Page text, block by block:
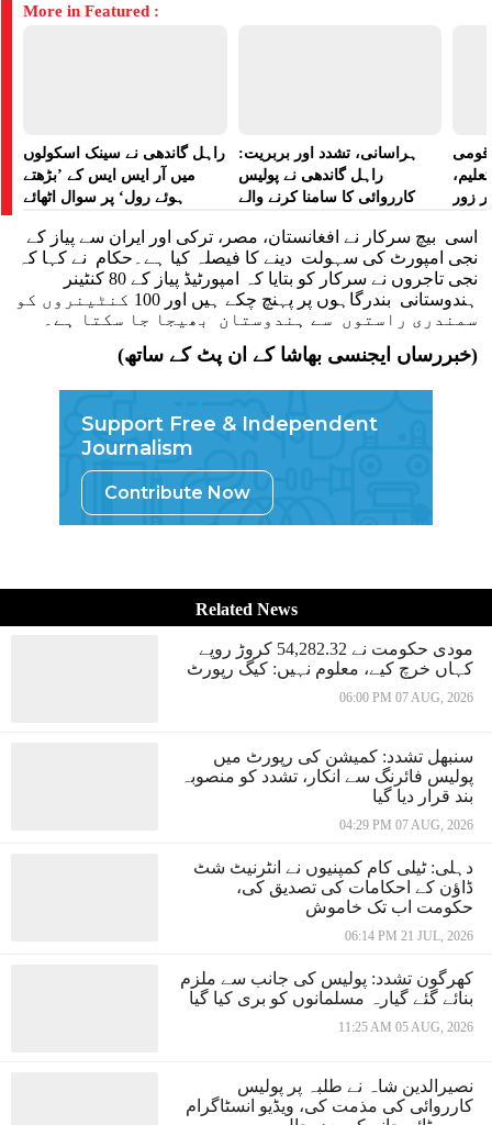
More in Featured :
راہل گاندھی نے سینک اسکولوں
میں آر ایس ایس کے ’بڑھتے
ہوئے رول‘ پر سوال اٹھائے
ہراسانی، تشدد اور بربریت:
راہل گاندھی نے پولیس
کارروائی کا سامنا کرنے والے
قومی
زور
اسی بیچ سرکار نے افغانستان، مصر، ترکی اور ایران سے پیاز کے
نجی امپورٹ کی سہولت دینے کا فیصلہ کیا ہے۔حکام نے کہا کہ
نجی تاجروں نے سرکار کو بتایا کہ امپورٹیڈ پیاز کے 80 کنٹینر
ہندوستانی بندرگاہوں پر پہنچ چکے ہیں اور 100 کنٹینروں کو
سمندری راستوں سے ہندوستان بھیجا جا سکتا ہے۔
(خبررساں ایجنسی بھاشا کے ان پٹ کے ساتھ)
Support Free & Independent
Journalism
Contribute Now
Related News
مودی حکومت نے 54,282.32 کروڑ روپے
کہاں خرچ کیے، معلوم نہیں: کیگ رپورٹ
06:00 PM 07 AUG, 2026
سنبھل تشدد: کمیشن کی رپورٹ میں
پولیس فائرنگ سے انکار، تشدد کو منصوبہ
بند قرار دیا گیا
04:29 PM 07 AUG, 2026
دہلی: ٹیلی کام کمپنیوں نے انٹرنیٹ شٹ
ڈاؤن کے احکامات کی تصدیق کی،
حکومت اب تک خاموش
06:14 PM 21 JUL, 2026
کھرگون تشدد: پولیس کی جانب سے ملزم
بنائے گئے گیارہ مسلمانوں کو بری کیا گیا
11:25 AM 05 AUG, 2026
نصیرالدین شاہ نے طلبہ پر پولیس
کارروائی کی مذمت کی، ویڈیو انسٹاگرام